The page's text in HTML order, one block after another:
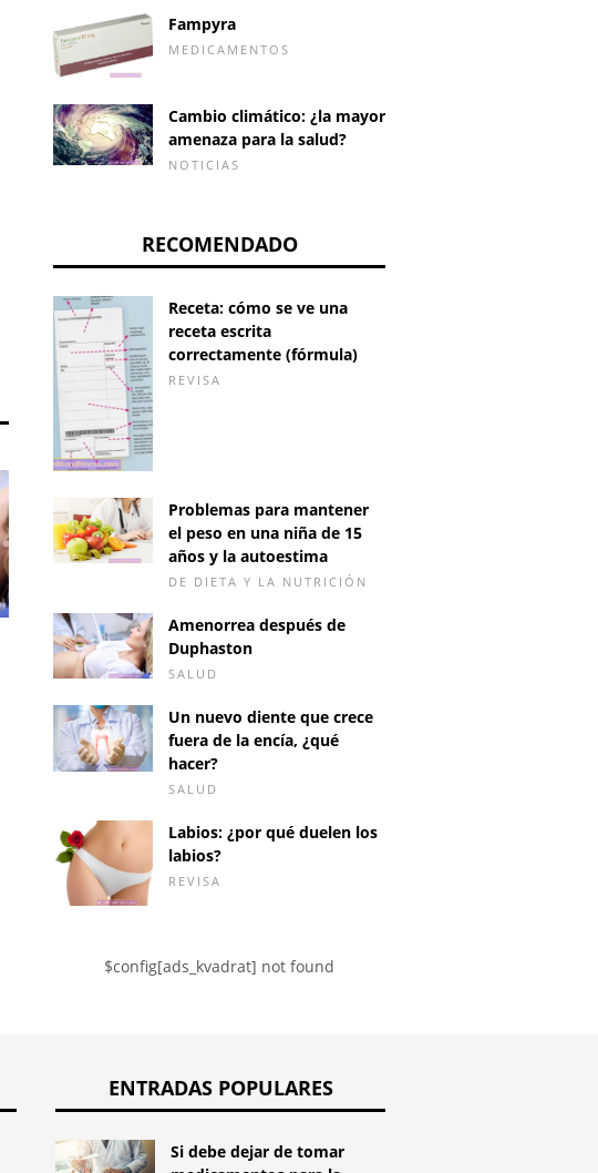
Hemorragia INTERNA:
¿Cómo reconoces los
hemorragia interna?
Fampyra
MEDICAMENTOS
Cambio climático: ¿la mayor
amenaza para la salud?
NOTICIAS
RECOMENDADO
Receta: cómo se ve una
receta escrita
correctamente (fórmula)
REVISA
Problemas para mantener
el peso en una niña de 15
años y la autoestima
DE DIETA Y LA NUTRICIÓN
Amenorrea después de
Duphaston
SALUD
Un nuevo diente que crece
fuera de la encía, ¿qué
hacer?
SALUD
Labios: ¿por qué duelen los
labios?
REVISA
$config[ads_kvadrat] not found
ENTRADAS POPULARES
Si debe dejar de tomar